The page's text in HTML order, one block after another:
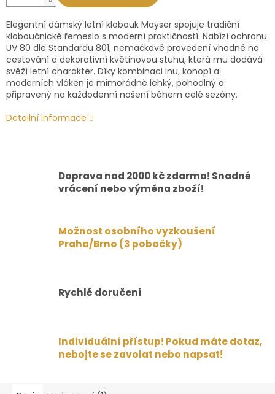
Elegantní dámský letní klobouk Mayser spojuje tradiční
kloboučnické řemeslo s moderní praktičností. Nabízí ochranu
UV 80 dle Standardu 801, nemačkavé provedení vhodné na
cestování a dekorativní květinovou stuhu, která mu dodává
svěží letní charakter. Díky kombinaci lnu, konopí a
moderních vláken je mimořádně lehký, pohodlný a
připravený na každodenní nošení během celé sezóny.
Detailní informace
Doprava nad 2000 kč zdarma! Snadné
vrácení nebo výměna zboží!
Možnost osobního vyzkoušení
Praha/Brno (3 pobočky)
Rychlé doručení
Individuální přístup! Pokud máte dotaz,
nebojte se zavolat nebo napsat!